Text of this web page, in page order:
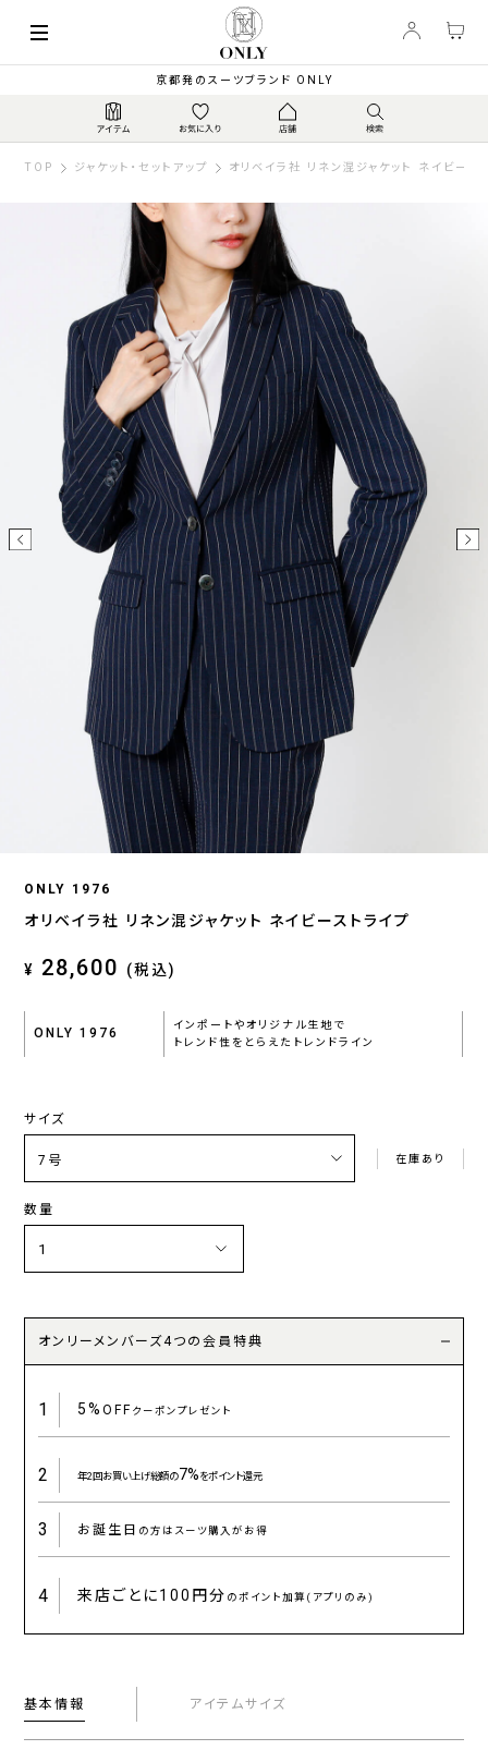
京都発のスーツブランド ONLY
TOP ジャケット・セットアップ オリベイラ社 リネン混ジャケット ネイビース
ONLY 1976
オリベイラ社 リネン混ジャケット ネイビーストライプ
¥ 28,600 (税込)
ONLY 1976
インポートやオリジナル生地で
トレンド性をとらえたトレンドライン
サイズ
在庫あり
数量
オンリーメンバーズ4つの会員特典
1 5%OFFクーポンプレゼント
2 年2回お買い上げ総額の7%をポイント還元
3 お誕生日 の方はスーツ購入がお得
4 来店ごとに100円分 のポイント加算(アプリのみ)
基本情報 アイテムサイズ